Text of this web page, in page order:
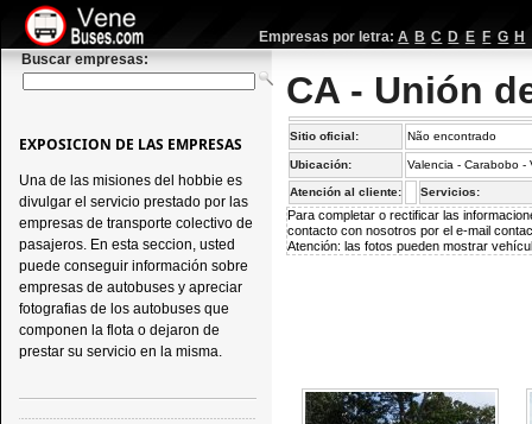
Empresas por letra: A B C D E F G H
Buscar empresas:
CA - Unión
Sitio oficial: Não encontrado
Ubicación: Valencia - Carabobo -
Atención al cliente: Servicios:
Para completar o rectificar las
contacto con nosotros por el e-mail
Atención: las fotos pueden mostrar
EXPOSICION DE LAS EMPRESAS
Una de las misiones del hobbie es
divulgar el servicio prestado por las
empresas de transporte colectivo de
pasajeros. En esta seccion, usted
puede conseguir información sobre
empresas de autobuses y apreciar
fotografias de los autobuses que
componen la flota o dejaron de
prestar su servicio en la misma.